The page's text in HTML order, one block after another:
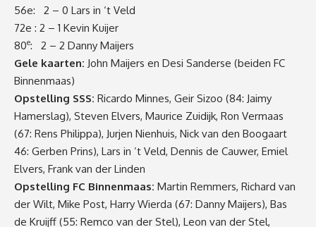
56e: 2 – 0 Lars in ‘t Veld
72e : 2 – 1 Kevin Kuijer
80e: 2 – 2 Danny Maijers
Gele kaarten: John Maijers en Desi Sanderse (beiden FC
Binnenmaas)
Opstelling SSS: Ricardo Minnes, Geir Sizoo (84: Jaimy
Hamerslag), Steven Elvers, Maurice Zuidijk, Ron Vermaas
(67: Rens Philippa), Jurjen Nienhuis, Nick van den Boogaart
46: Gerben Prins), Lars in ’t Veld, Dennis de Cauwer, Emiel
Elvers, Frank van der Linden
Opstelling FC Binnenmaas: Martin Remmers, Richard van
der Wilt, Mike Post, Harry Wierda (67: Danny Maijers), Bas
de Kruijff (55: Remco van der Stel), Leon van der Stel,